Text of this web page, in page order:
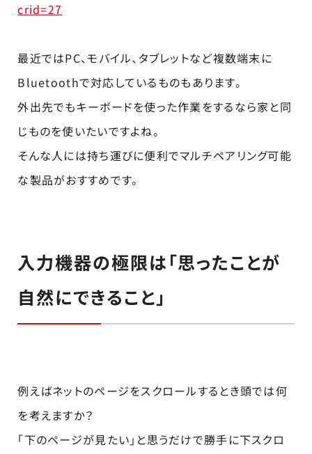
crid=27
最近ではPC、モバイル、タブレットなど複数端末に
Bluetoothで対応しているものもあります。
外出先でもキーボードを使った作業をするなら家と同
じものを使いたいですよね。
そんな人には持ち運びに便利でマルチペアリング可能
な製品がおすすめです。
入力機器の極限は「思ったことが
自然にできること」
例えばネットのページをスクロールするとき頭では何
を考えますか？
「下のページが見たい」と思うだけで勝手に下スクロ